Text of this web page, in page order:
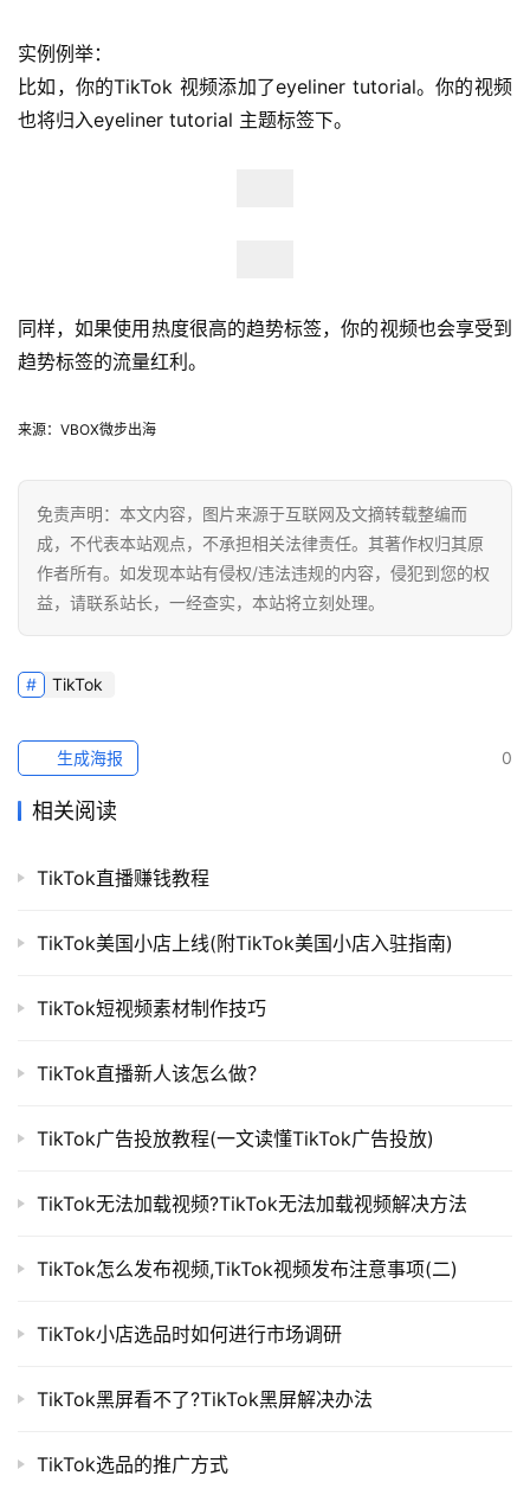
首
页
全
百
科
社
销
跨
境
导
航
实例例举：
比如，你的TikTok 视频添加了eyeliner tutorial。你的视频
也将归入eyeliner tutorial 主题标签下。
同样，如果使用热度很高的趋势标签，你的视频也会享受到
趋势标签的流量红利。
来源：VBOX微步出海
免责声明：本文内容，图片来源于互联网及文摘转载整编而
成，不代表本站观点，不承担相关法律责任。其著作权归其原
作者所有。如发现本站有侵权/违法违规的内容，侵犯到您的权
益，请联系站长，一经查实，本站将立刻处理。
TikTok
0
生成海报
相关阅读
TikTok直播赚钱教程
TikTok美国小店上线(附TikTok美国小店入驻指南)
TikTok短视频素材制作技巧
TikTok直播新人该怎么做？
TikTok广告投放教程(一文读懂TikTok广告投放)
TikTok无法加载视频?TikTok无法加载视频解决方法
TikTok怎么发布视频,TikTok视频发布注意事项(二)
TikTok小店选品时如何进行市场调研
TikTok黑屏看不了?TikTok黑屏解决办法
TikTok选品的推广方式